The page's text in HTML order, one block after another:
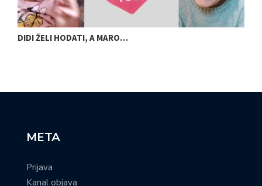
DIDI ŽELI HODATI, A MARO…
META
Prijava
Kanal objava